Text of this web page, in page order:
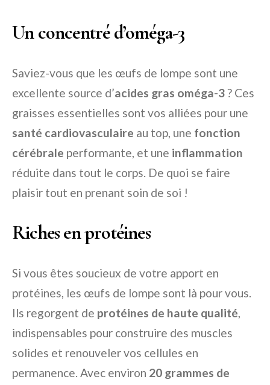
Un concentré d’oméga-3
Saviez-vous que les œufs de lompe sont une
excellente source d’acides gras oméga-3 ? Ces
graisses essentielles sont vos alliées pour une
santé cardiovasculaire au top, une fonction
cérébrale performante, et une inflammation
réduite dans tout le corps. De quoi se faire
plaisir tout en prenant soin de soi !
Riches en protéines
Si vous êtes soucieux de votre apport en
protéines, les œufs de lompe sont là pour vous.
Ils regorgent de protéines de haute qualité,
indispensables pour construire des muscles
solides et renouveler vos cellules en
permanence. Avec environ 20 grammes de